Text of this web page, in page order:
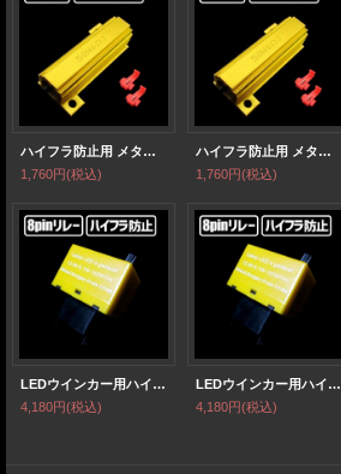
ハイフラ防止用 メタル抵抗 50w 6Ω 【2個1セット】
1,760円(税込)
ハイフラ防止用 メタル抵抗 50w 6Ω 【2個1セット】
1,760円(税込)
LEDウインカー用ハイフラ防止 8ピンリレー 点滅速度調整式
4,180円(税込)
LEDウインカー用ハイフラ防止 8ピンリレー 点滅速度調整式
4,180円(税込)